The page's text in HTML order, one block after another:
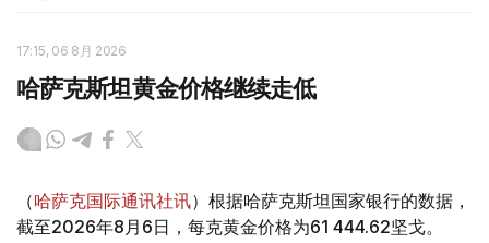
17:15, 06 8月 2026
哈萨克斯坦黄金价格继续走低
（哈萨克国际通讯社讯）根据哈萨克斯坦国家银行的数据，
截至2026年8月6日，每克黄金价格为61 444.62坚戈。